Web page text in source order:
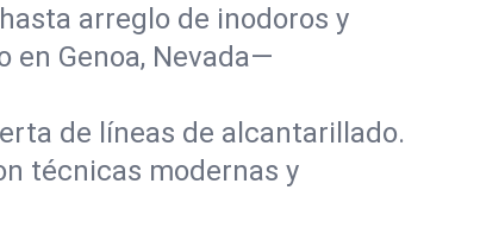
arreglo de inodoros y
en Genoa, Nevada—
de líneas de alcantarillado.
técnicas modernas y